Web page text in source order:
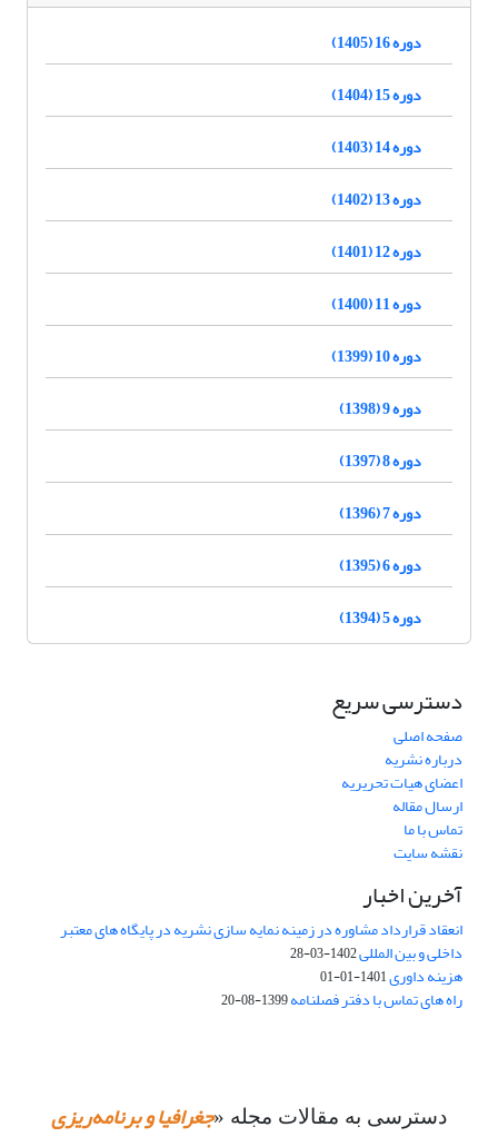
دوره 16 (1405)
دوره 15 (1404)
دوره 14 (1403)
دوره 13 (1402)
دوره 12 (1401)
دوره 11 (1400)
دوره 10 (1399)
دوره 9 (1398)
دوره 8 (1397)
دوره 7 (1396)
دوره 6 (1395)
دوره 5 (1394)
دسترسی سریع
صفحه اصلی
درباره نشریه
اعضای هیات تحریریه
ارسال مقاله
تماس با ما
نقشه سایت
آخرین اخبار
انعقاد قرارداد مشاوره در زمینه نمایه سازی نشریه در پایگاه های معتبر
داخلی و بین المللی1402-03-28
هزینه داوری1401-01-01
راه های تماس با دفتر فصلنامه1399-08-20
دسترسی به مقالات مجله «جغرافیا و برنامه‌ریزی